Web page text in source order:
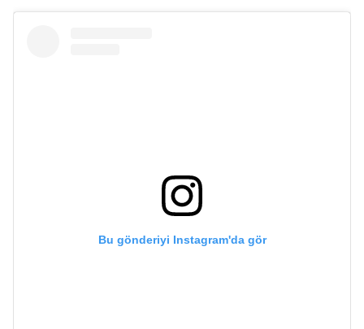
Bu gönderiyi Instagram'da gör